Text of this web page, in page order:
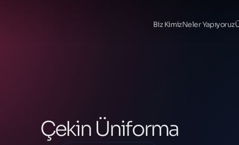
Biz KimizNeler Yapıyoruz
Web Tasarım Projelerimiz
Çekin Üniforma